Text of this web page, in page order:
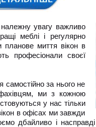
належну увагу важливо
меблі і регулярно
миття вікон в
професіонали своєї
самостійно за нього не
ми з кожною
у нас тільки
в офісах ми завжди
дбайливо і